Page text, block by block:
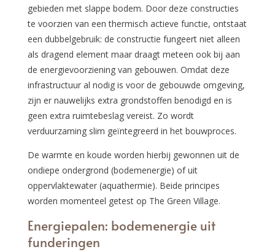
gebieden met slappe bodem. Door deze constructies
te voorzien van een thermisch actieve functie, ontstaat
een dubbelgebruik: de constructie fungeert niet alleen
als dragend element maar draagt meteen ook bij aan
de energievoorziening van gebouwen. Omdat deze
infrastructuur al nodig is voor de gebouwde omgeving,
zijn er nauwelijks extra grondstoffen benodigd en is
geen extra ruimtebeslag vereist. Zo wordt
verduurzaming slim geïntegreerd in het bouwproces.
De warmte en koude worden hierbij gewonnen uit de
ondiepe ondergrond (bodemenergie) of uit
oppervlaktewater (aquathermie). Beide principes
worden momenteel getest op The Green Village.
Energiepalen: bodemenergie uit
funderingen